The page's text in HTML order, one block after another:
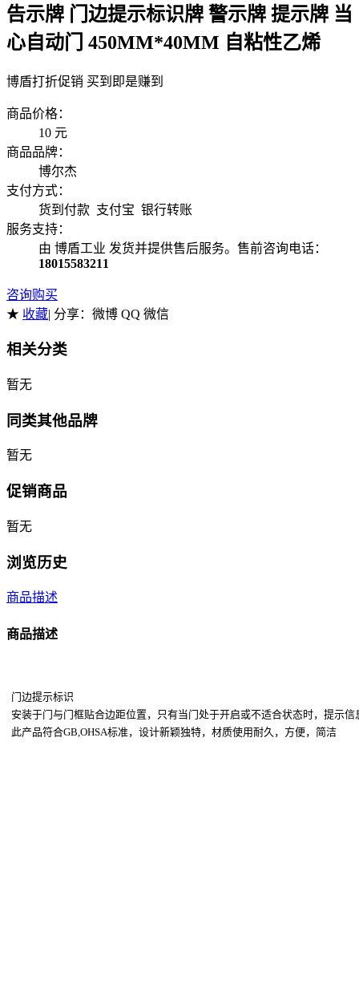
告示牌 门边提示标识牌 警示牌 提示牌 当
心自动门 450MM*40MM 自粘性乙烯
博盾打折促销 买到即是赚到
商品价格：
10 元
商品品牌：
博尔杰
支付方式：
货到付款 支付宝 银行转账
服务支持：
由 博盾工业 发货并提供售后服务。售前咨询电话：
18015583211
咨询购买
★ 收藏| 分享： 微博 QQ 微信
相关分类
暂无
同类其他品牌
暂无
促销商品
暂无
浏览历史
商品描述
商品描述
门边提示标识
安装于门与门框贴合边距位置，只有当门处于开启或不适合状态时，提示信
此产品符合GB,OHSA标准，设计新颖独特，材质使用耐久，方便，简洁